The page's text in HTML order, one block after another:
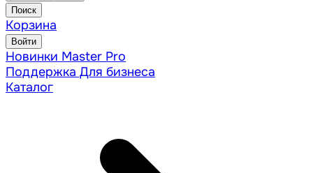
Поиск
Корзина
Войти
Новинки Master Pro
Поддержка Для бизнеса
Каталог